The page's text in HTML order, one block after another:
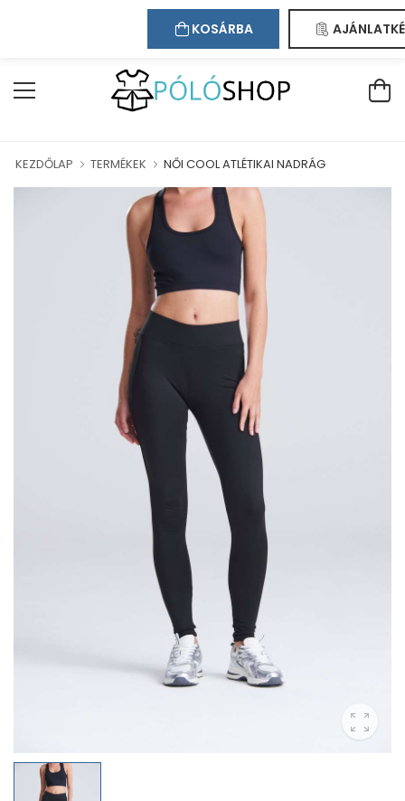
ÜDVÖZÖLJÜK WEBÁRUHÁZUNKBAN!
Kapcsolat Regisztráció
KEZDŐLAP TERMÉKEK NŐI COOL ATLÉTIKAI NADRÁG
KOSÁRBA